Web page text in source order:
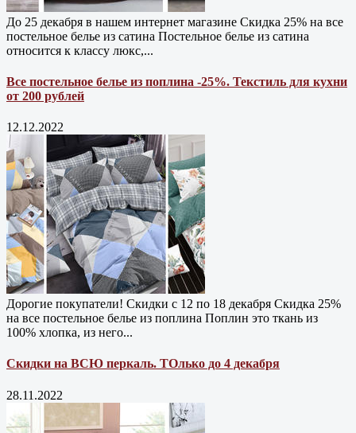
До 25 декабря в нашем интернет магазине Cкидка 25% на все
постельное белье из сатина Постельное белье из сатина
относится к классу люкс,...
Все постельное белье из поплина -25%. Текстиль для кухни
от 200 рублей
12.12.2022
Дорогие покупатели! Скидки с 12 по 18 декабря Скидка 25%
на все постельное белье из поплина Поплин это ткань из
100% хлопка, из него...
Скидки на ВСЮ перкаль. ТОлько до 4 декабря
28.11.2022